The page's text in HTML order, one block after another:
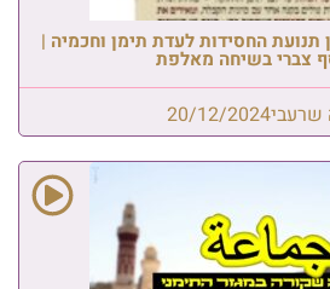
תנועת החסידות לעדת תימן וחכמיה |
צברי בשיחה מאלפת
20/12/2024